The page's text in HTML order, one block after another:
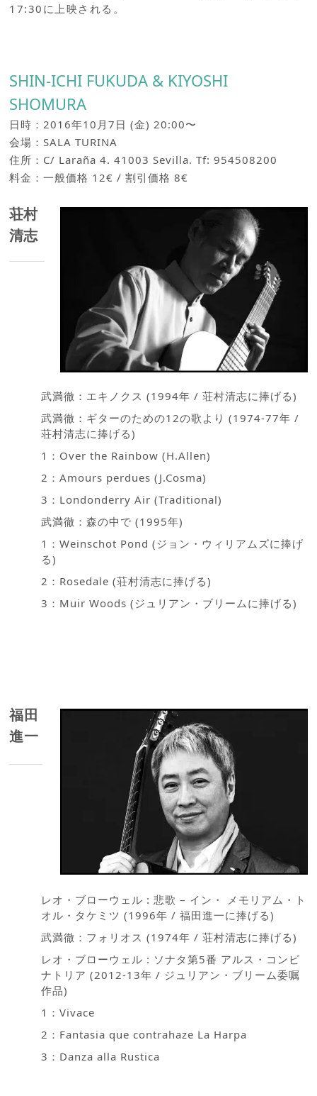
17:30に上映される。
SHIN-ICHI FUKUDA & KIYOSHI
SHOMURA
日時：2016年10月7日 (金) 20:00〜
会場：SALA TURINA
住所：C/ Laraña 4. 41003 Sevilla. Tf: 954508200
料金：一般価格 12€ / 割引価格 8€
荘村
清志
武満徹：エキノクス (1994年 / 荘村清志に捧げる)
武満徹：ギターのための12の歌より (1974-77年 /
荘村清志に捧げる)
1：Over the Rainbow (H.Allen)
2：Amours perdues (J.Cosma)
3：Londonderry Air (Traditional)
武満徹：森の中で (1995年)
1：Weinschot Pond (ジョン・ウィリアムズに捧げ
る)
2：Rosedale (荘村清志に捧げる)
3：Muir Woods (ジュリアン・ブリームに捧げる)
福田
進一
レオ・ブローウェル : 悲歌 – イン・ メモリアム・ト
オル・タケミツ (1996年 / 福田進一に捧げる)
武満徹：フォリオス (1974年 / 荘村清志に捧げる)
レオ・ブローウェル : ソナタ第5番 アルス・コンビ
ナトリア (2012-13年 / ジュリアン・ブリーム委嘱
作品)
1：Vivace
2：Fantasia que contrahaze La Harpa
3：Danza alla Rustica